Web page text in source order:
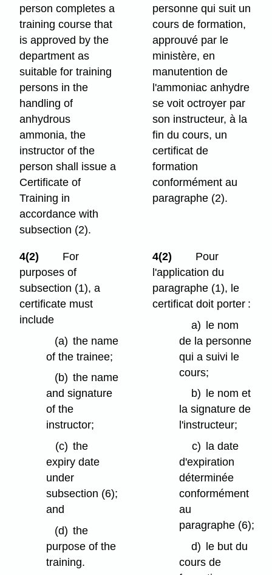
person completes a
training course that
is approved by the
department as
suitable for training
persons in the
handling of
anhydrous
ammonia, the
instructor of the
person shall issue a
Certificate of
Training in
accordance with
subsection (2).
personne qui suit un
cours de formation,
approuvé par le
ministère, en
manutention de
l'ammoniac anhydre
se voit octroyer par
son instructeur, à la
fin du cours, un
certificat de
formation
conformément au
paragraphe (2).
4(2)
For
purposes of
subsection (1), a
certificate must
include
(a) the name
of the trainee;
(b) the name
and signature
of the
instructor;
(c) the
expiry date
under
subsection (6);
and
(d) the
purpose of the
training.
4(2)
Pour
l'application du
paragraphe (1), le
certificat doit porter :
a) le nom
de la personne
qui a suivi le
cours;
b)
le nom et
la signature de
l'instructeur;
c)
la date
d'expiration
déterminée
conformément
au
paragraphe (6);
d)
le but du
cours de